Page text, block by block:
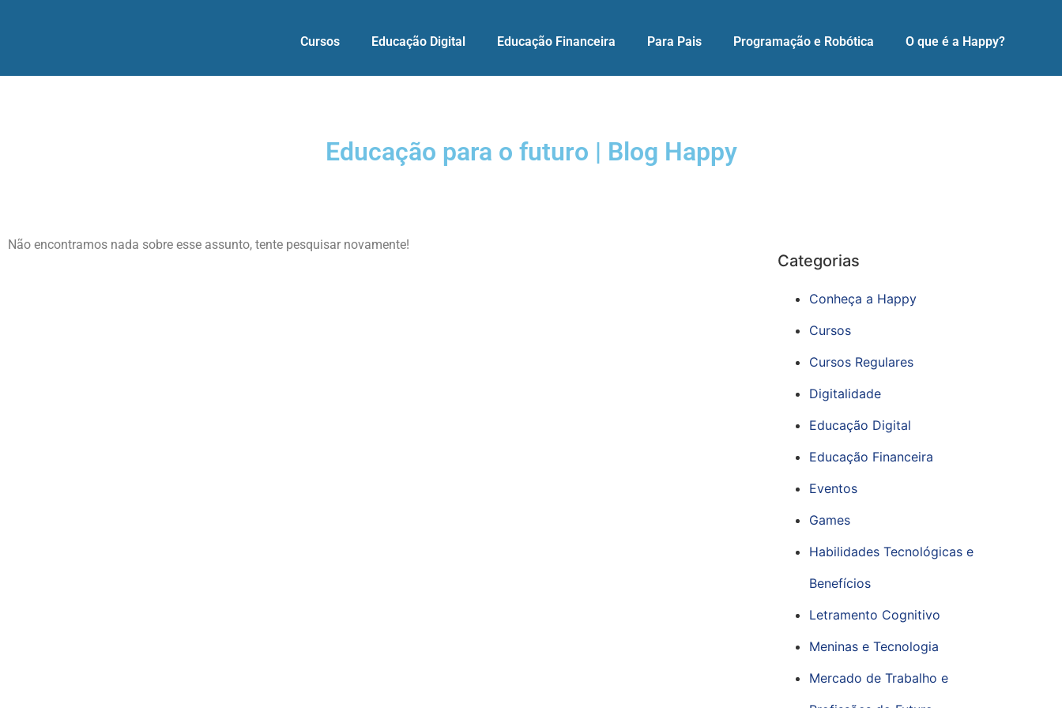
Cursos Educação Digital Educação Financeira Para Pais Programação e Robótica O que é a Happy?
Educação para o futuro | Blog Happy
Não encontramos nada sobre esse assunto, tente pesquisar novamente!
Categorias
Conheça a Happy
Cursos
Cursos Regulares
Digitalidade
Educação Digital
Educação Financeira
Eventos
Games
Habilidades Tecnológicas e
Benefícios
Letramento Cognitivo
Meninas e Tecnologia
Mercado de Trabalho e